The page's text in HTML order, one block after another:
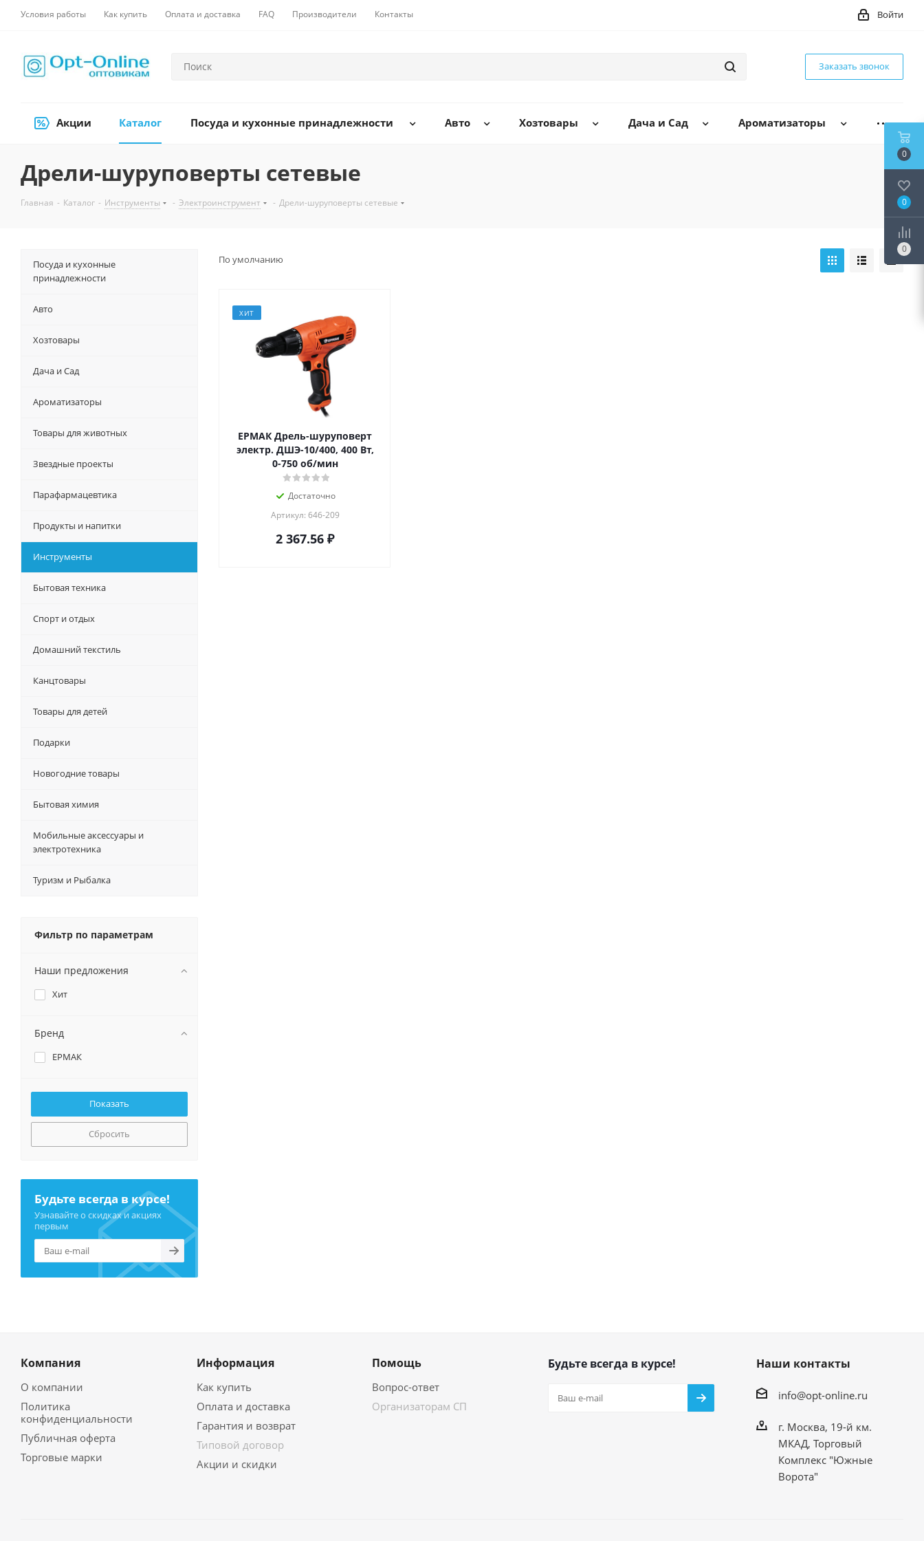
Условия работы Как купить Оплата и доставка FAQ Производители Контакты Войти
Заказать звонок
Акции Каталог Посуда и кухонные принадлежности Авто Хозтовары Дача и Сад Ароматизаторы
Дрели-шуруповерты сетевые
Главная - Каталог - Инструменты - Электроинструмент - Дрели-шуруповерты сетевые
По умолчанию
ХИТ
ЕРМАК Дрель-шуруповерт
электр. ДШЭ-10/400, 400 Вт,
0-750 об/мин
Достаточно
Артикул: 646-209
2 367.56 ₽
Посуда и кухонные
принадлежности
Авто
Хозтовары
Дача и Сад
Ароматизаторы
Товары для животных
Звездные проекты
Парафармацевтика
Продукты и напитки
Инструменты
Бытовая техника
Спорт и отдых
Домашний текстиль
Канцтовары
Товары для детей
Подарки
Новогодние товары
Бытовая химия
Мобильные аксессуары и
электротехника
Туризм и Рыбалка
Фильтр по параметрам
Наши предложения
Хит
Бренд
ЕРМАК
Сбросить
Будьте всегда в курсе!
Узнавайте о скидках и акциях
первым
Компания
О компании
Политика
конфиденциальности
Публичная оферта
Торговые марки
Информация
Как купить
Оплата и доставка
Гарантия и возврат
Типовой договор
Акции и скидки
Помощь
Вопрос-ответ
Организаторам СП
Будьте всегда в курсе! Наши контакты
info@opt-online.ru
г. Москва, 19-й км.
МКАД, Торговый
Комплекс "Южные
Ворота"
0
0
0